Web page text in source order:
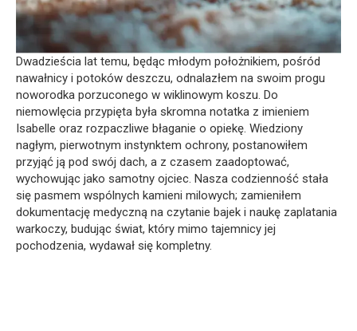
Dwadzieścia lat temu, będąc młodym położnikiem, pośród
nawałnicy i potoków deszczu, odnalazłem na swoim progu
noworodka porzuconego w wiklinowym koszu. Do
niemowlęcia przypięta była skromna notatka z imieniem
Isabelle oraz rozpaczliwe błaganie o opiekę. Wiedziony
nagłym, pierwotnym instynktem ochrony, postanowiłem
przyjąć ją pod swój dach, a z czasem zaadoptować,
wychowując jako samotny ojciec. Nasza codzienność stała
się pasmem wspólnych kamieni milowych; zamieniłem
dokumentację medyczną na czytanie bajek i naukę zaplatania
warkoczy, budując świat, który mimo tajemnicy jej
pochodzenia, wydawał się kompletny.